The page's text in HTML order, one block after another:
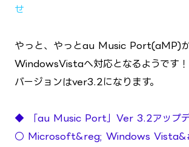
せ
やっと、やっとau Music Port(aMP)
WindowsVistaへ対応となるようです！
バージョンはver3.2になります。
◆ 「au Music Port」Ver 3.2アップ
○ Microsoft&reg; Windows